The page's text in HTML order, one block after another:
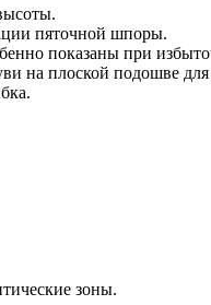
пяточной шпоры.
показаны при
на плоской подошве
зоны.